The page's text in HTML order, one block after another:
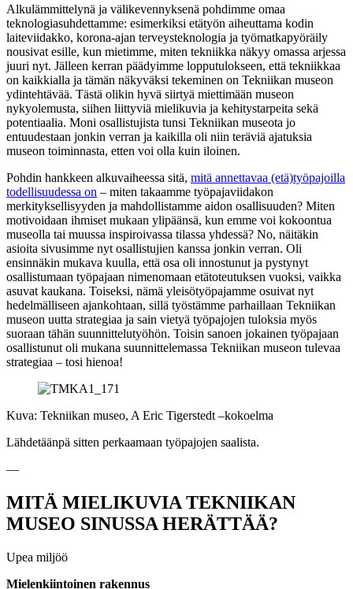
Alkulämmittelynä ja välikevennyksenä pohdimme omaa
teknologiasuhdettamme: esimerkiksi etätyön aiheuttama kodin
laiteviidakko, korona-ajan terveysteknologia ja työmatkapyöräily
nousivat esille, kun mietimme, miten tekniikka näkyy omassa arjessa
juuri nyt. Jälleen kerran päädyimme lopputulokseen, että tekniikkaa
on kaikkialla ja tämän näkyväksi tekeminen on Tekniikan museon
ydintehtävää. Tästä olikin hyvä siirtyä miettimään museon
nykyolemusta, siihen liittyviä mielikuvia ja kehitystarpeita sekä
potentiaalia. Moni osallistujista tunsi Tekniikan museota jo
entuudestaan jonkin verran ja kaikilla oli niin teräviä ajatuksia
museon toiminnasta, etten voi olla kuin iloinen.
Pohdin hankkeen alkuvaiheessa sitä, mitä annettavaa (etä)työpajoilla
todellisuudessa on – miten takaamme työpajaviidakon
merkityksellisyyden ja mahdollistamme aidon osallisuuden? Miten
motivoidaan ihmiset mukaan ylipäänsä, kun emme voi kokoontua
museolla tai muussa inspiroivassa tilassa yhdessä? No, näitäkin
asioita sivusimme nyt osallistujien kanssa jonkin verran. Oli
ensinnäkin mukava kuulla, että osa oli innostunut ja pystynyt
osallistumaan työpajaan nimenomaan etätoteutuksen vuoksi, vaikka
asuvat kaukana. Toiseksi, nämä yleisötyöpajamme osuivat nyt
hedelmälliseen ajankohtaan, sillä työstämme parhaillaan Tekniikan
museon uutta strategiaa ja sain vietyä työpajojen tuloksia myös
suoraan tähän suunnittelutyöhön. Toisin sanoen jokainen työpajaan
osallistunut oli mukana suunnittelemassa Tekniikan museon tulevaa
strategiaa – tosi hienoa!
Kuva: Tekniikan museo, A Eric Tigerstedt –kokoelma
Lähdetäänpä sitten perkaamaan työpajojen saalista.
—
MITÄ MIELIKUVIA TEKNIIKAN
MUSEO SINUSSA HERÄTTÄÄ?
Upea miljöö
Mielenkiintoinen rakennus